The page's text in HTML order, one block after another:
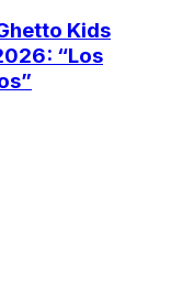
Kids
“Los